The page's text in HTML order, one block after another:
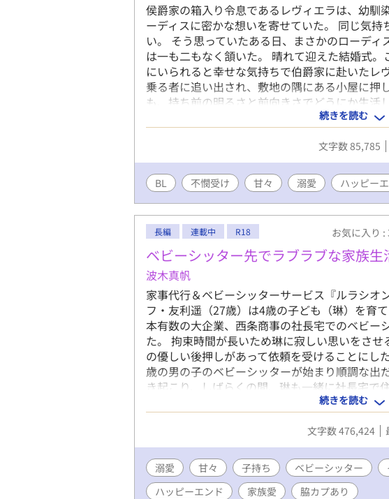
侯爵家の箱入り令息であるレヴィエラは、幼馴
ーディスに密かな想いを寄せていた。 同じ気
い。 そう思っていたある日、まさかのローデ
は一も二もなく頷いた。 晴れて迎えた結婚式
にいられると幸せな気持ちで伯爵家に赴いたレ
乗る者に追い出され、敷地の隅にある小屋に押
も、持ち前の明るさと前向きさでどうにか生活
たが、ある日小屋の裏で怪我をした騎士を見つ
つつも、自分に出来る精一杯で手当てをし、た
も惜しんで看病をした。 それが自分の運命を
―――。 怪我を負った美形騎士（攻）×頑張り
描写あり
続きを読む
文字数 85,785
BL 不憫受け 甘々 溺愛 ハッピー
長編 連載中 R18 お気に入り :
ベビーシッター先でラブラブな家族生
波木真帆
家事代行＆ベビーシッターサービス『ルラシオ
フ・友利遥（27歳）は4歳の子ども（琳）を育
本有数の大企業、西条商事の社長宅でのベビー
た。 拘束時間が長いため琳に寂しい思いをさ
の優しい後押しがあって依頼を受けることにし
歳の男の子のベビーシッターが始まり順調な出
き起こり、しばらくの間、琳も一緒に社長宅で
一緒に暮らし始めてから西条さんとラブラブ
ファザーのベビーシッターと子どもの扱いに慣
ピーエンド小説です。 R18には※つけます。
続きを読む
文字数 476,424
溺愛 甘々 子持ち ベビーシッター
ハッピーエンド
家族愛 脇カプあり